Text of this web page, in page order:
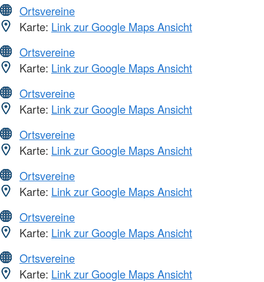
Ortsvereine
Karte: Link zur Google Maps Ansicht
Ortsvereine
Karte: Link zur Google Maps Ansicht
Ortsvereine
Karte: Link zur Google Maps Ansicht
Ortsvereine
Karte: Link zur Google Maps Ansicht
Ortsvereine
Karte: Link zur Google Maps Ansicht
Ortsvereine
Karte: Link zur Google Maps Ansicht
Ortsvereine
Karte: Link zur Google Maps Ansicht